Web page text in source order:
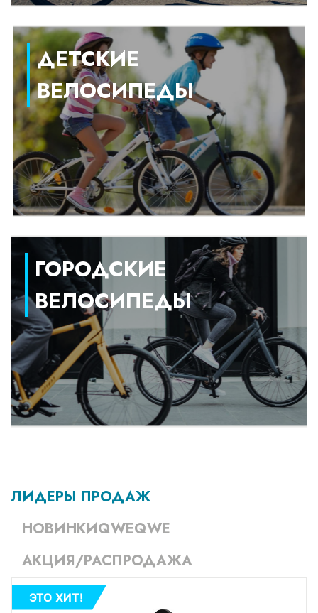
ДЕТСКИЕ
ВЕЛОСИПЕДЫ
ГОРОДСКИЕ
ВЕЛОСИПЕДЫ
ЛИДЕРЫ ПРОДАЖ
НОВИНКИQWEQWE
АКЦИЯ/РАСПРОДАЖА
ЭТО ХИТ!